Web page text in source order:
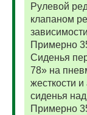
Рулевой
клапаном
Примерно
Сиденья
78» на
жесткости
сиденья
Примерно